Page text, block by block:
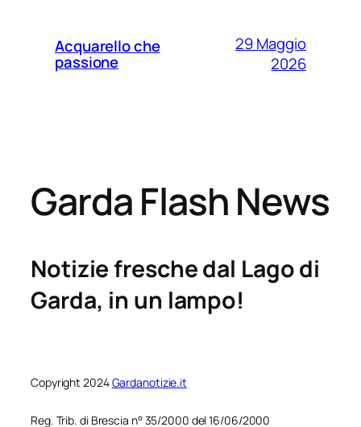
Acquarello che
passione
29 Maggio
2026
Garda Flash News
Notizie fresche dal Lago di
Garda, in un lampo!
Copyright 2024Gardanotizie.it
Reg. Trib. di Brescia n° 35/2000 del 16/06/2000